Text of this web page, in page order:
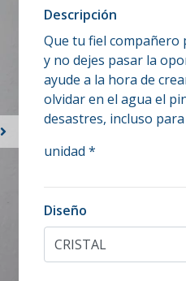
Descripción
Que tu fiel compañero
y no dejes pasar la
ayude a la hora de
olvidar en el agua el
desastres, incluso
unidad *
Diseño